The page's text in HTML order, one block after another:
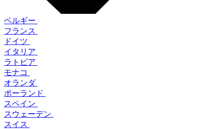
ベルギー
フランス
ドイツ
イタリア
ラトビア
モナコ
オランダ
ポーランド
スペイン
スウェーデン
スイス